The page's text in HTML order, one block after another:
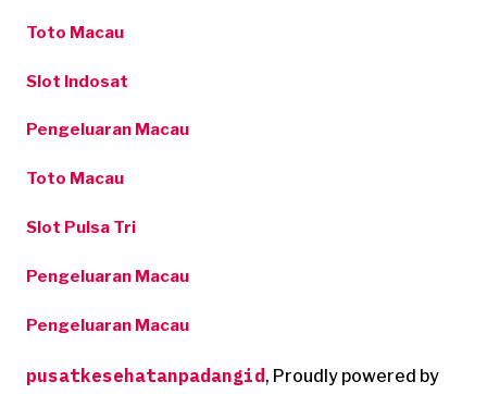
Toto Macau
Slot Indosat
Pengeluaran Macau
Toto Macau
Slot Pulsa Tri
Pengeluaran Macau
Pengeluaran Macau
pusatkesehatanpadangid , Proudly powered by